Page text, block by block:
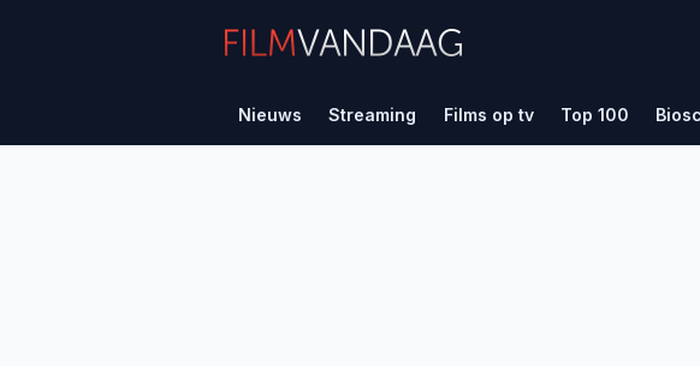
Nieuws Streaming Films op tv Top 100